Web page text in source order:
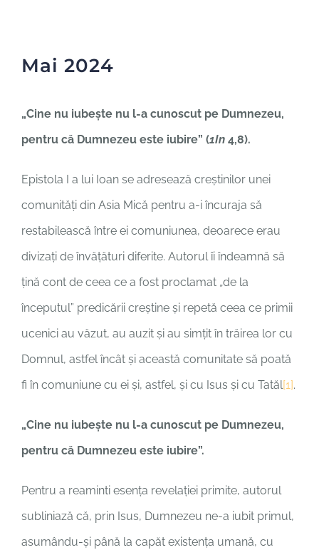
Mai 2024
„Cine nu iubeşte nu l-a cunoscut pe Dumnezeu,
pentru că Dumnezeu este iubire” (1In4,8).
Epistola I a lui Ioan se adresează creștinilor unei
comunități din Asia Mică pentru a-i încuraja să
restabilească între ei comuniunea, deoarece erau
divizați de învățături diferite. Autorul îi îndeamnă să
țină cont de ceea ce a fost proclamat „de la
începutul” predicării creștine și repetă ceea ce primii
ucenici au văzut, au auzit și au simțit în trăirea lor cu
Domnul, astfel încât și această comunitate să poată
fi în comuniune cu ei și, astfel, și cu Isus și cu Tatăl[1].
„Cine nu iubeşte nu l-a cunoscut pe Dumnezeu,
pentru că Dumnezeu este iubire”.
Pentru a reaminti esența revelației primite, autorul
subliniază că, prin Isus, Dumnezeu ne-a iubit primul,
asumându-și până la capăt existența umană, cu